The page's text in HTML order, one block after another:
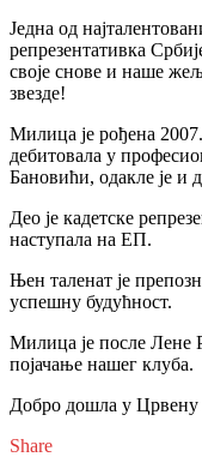
Једна од
репрезентативка
своје снове и наше
звезде!
Милица је рођена
дебитовала у
Бановићи, одакле је и
Део је кадетске
наступала на ЕП.
Њен таленат је
успешну будућност.
Милица је после Лене
појачање нашег клуба.
Добро дошла у Црвену
Share